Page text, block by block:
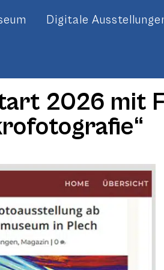
Digitale
2026 mit